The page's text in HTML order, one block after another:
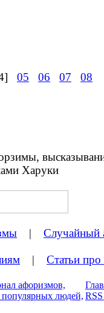
05 06 07 08
| Случайный
| Статьи
афоризмов,
людей,